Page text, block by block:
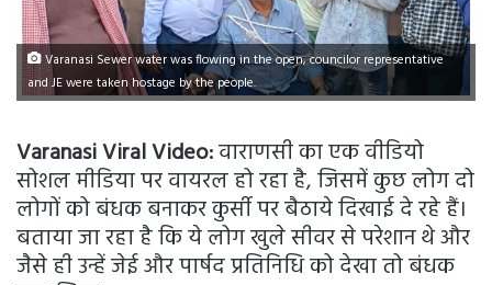
Varanasi Sewer water was flowing in the open, councilor representative
and JE were taken hostage by the people.
Varanasi Viral Video:वाराणसी का एक वीडियो
सोशल मीडिया पर वायरल हो रहा है, जिसमें कुछ लोग दो
लोगों को बंधक बनाकर कुर्सी पर बैठाये दिखाई दे रहे हैं।
बताया जा रहा है कि ये लोग खुले सीवर से परेशान थे और
जैसे ही उन्हें जेई और पार्षद प्रतिनिधि को देखा तो बंधक